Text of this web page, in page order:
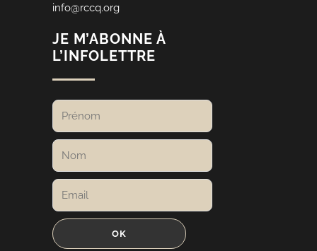
info@rccq.org
JE M’ABONNE À
L’INFOLETTRE